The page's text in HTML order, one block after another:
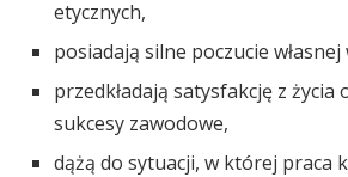
etycznych,
posiadają silne poczucie
przedkładają satysfakcję z życia
sukcesy zawodowe,
dążą do sytuacji, w której praca